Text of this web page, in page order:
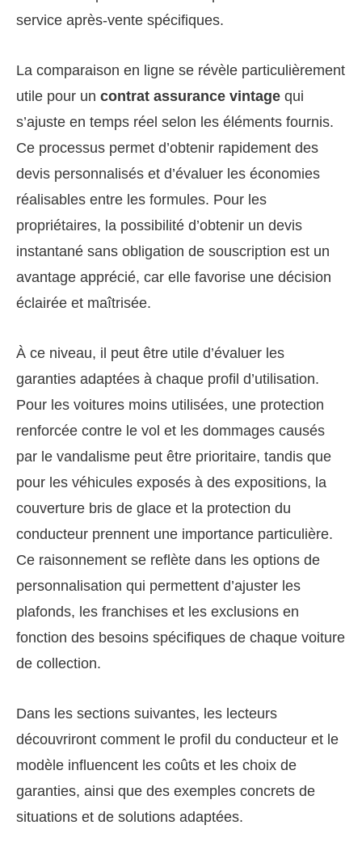
service après-vente spécifiques.
La comparaison en ligne se révèle particulièrement
utile pour un contrat assurance vintage qui
s’ajuste en temps réel selon les éléments fournis.
Ce processus permet d’obtenir rapidement des
devis personnalisés et d’évaluer les économies
réalisables entre les formules. Pour les
propriétaires, la possibilité d’obtenir un devis
instantané sans obligation de souscription est un
avantage apprécié, car elle favorise une décision
éclairée et maîtrisée.
À ce niveau, il peut être utile d’évaluer les
garanties adaptées à chaque profil d’utilisation.
Pour les voitures moins utilisées, une protection
renforcée contre le vol et les dommages causés
par le vandalisme peut être prioritaire, tandis que
pour les véhicules exposés à des expositions, la
couverture bris de glace et la protection du
conducteur prennent une importance particulière.
Ce raisonnement se reflète dans les options de
personnalisation qui permettent d’ajuster les
plafonds, les franchises et les exclusions en
fonction des besoins spécifiques de chaque voiture
de collection.
Dans les sections suivantes, les lecteurs
découvriront comment le profil du conducteur et le
modèle influencent les coûts et les choix de
garanties, ainsi que des exemples concrets de
situations et de solutions adaptées.